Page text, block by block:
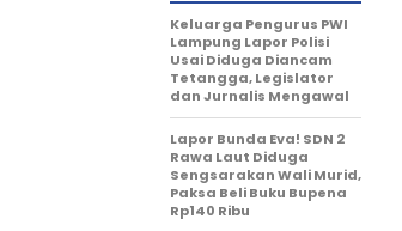
Keluarga Pengurus PWI
Lampung Lapor Polisi
Usai Diduga Diancam
Tetangga, Legislator
dan Jurnalis Mengawal
Lapor Bunda Eva! SDN 2
Rawa Laut Diduga
Sengsarakan Wali Murid,
Paksa Beli Buku Bupena
Rp140 Ribu